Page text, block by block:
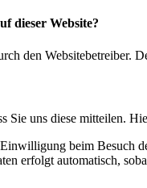
dieser Website?
den Websitebetreiber.
Sie uns diese mitteilen.
beim Besuch
erfolgt automatisch,